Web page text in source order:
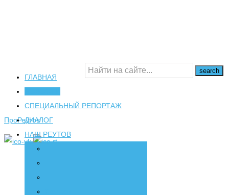
16+
ПроРеутов
ГЛАВНАЯ
СПЕЦИАЛЬНЫЙ РЕПОРТАЖ
ДИАЛОГ
НАШ РЕУТОВ